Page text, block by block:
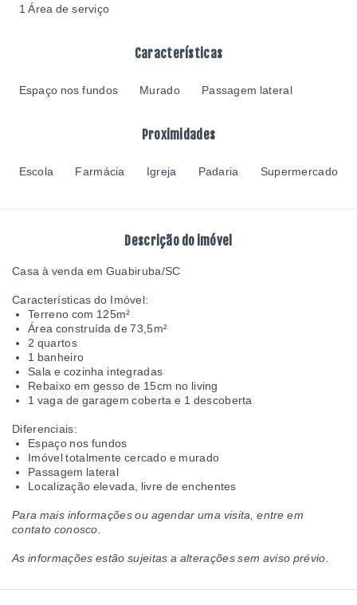
1 Área de serviço
Características
Espaço nos fundos Murado Passagem lateral
Proximidades
Escola Farmácia Igreja Padaria Supermercado
Descrição do imóvel
Casa à venda em Guabiruba/SC
Características do Imóvel:
Terreno com 125m²
Área construída de 73,5m²
2 quartos
1 banheiro
Sala e cozinha integradas
Rebaixo em gesso de 15cm no living
1 vaga de garagem coberta e 1 descoberta
Diferenciais:
Espaço nos fundos
Imóvel totalmente cercado e murado
Passagem lateral
Localização elevada, livre de enchentes
Para mais informações ou agendar uma visita, entre em
contato conosco.
As informações estão sujeitas a alterações sem aviso prévio.